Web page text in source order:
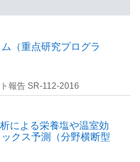
を測っています」記
】
を公開しました【国環
べき力とは？」記事を公
（重点研究プログラ
報告 SR-112-2016
による栄養塩や温室効
クス予測（分野横断型